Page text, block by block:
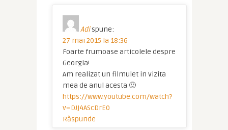
Adi spune:
27 mai 2015 la 18:36
Foarte frumoase articolele despre
Georgia!
Am realizat un filmulet in vizita
mea de anul acesta 🙂
https://www.youtube.com/watch?
v=DJj4AScDrE0
Răspunde